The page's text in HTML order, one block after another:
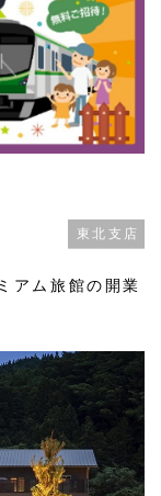
東北支店
アム旅館の開業